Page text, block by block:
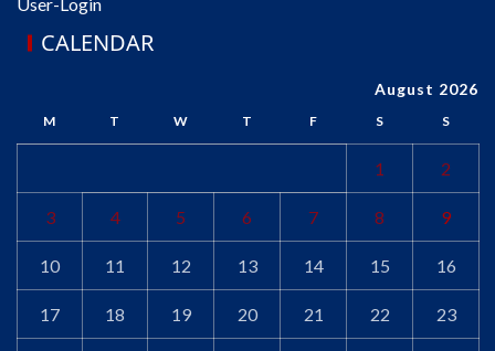
CALENDAR
August 2026
M T W T F S S
1 2
3 4 5 6 7 8 9
10 11 12 13 14 15 16
17 18 19 20 21 22 23